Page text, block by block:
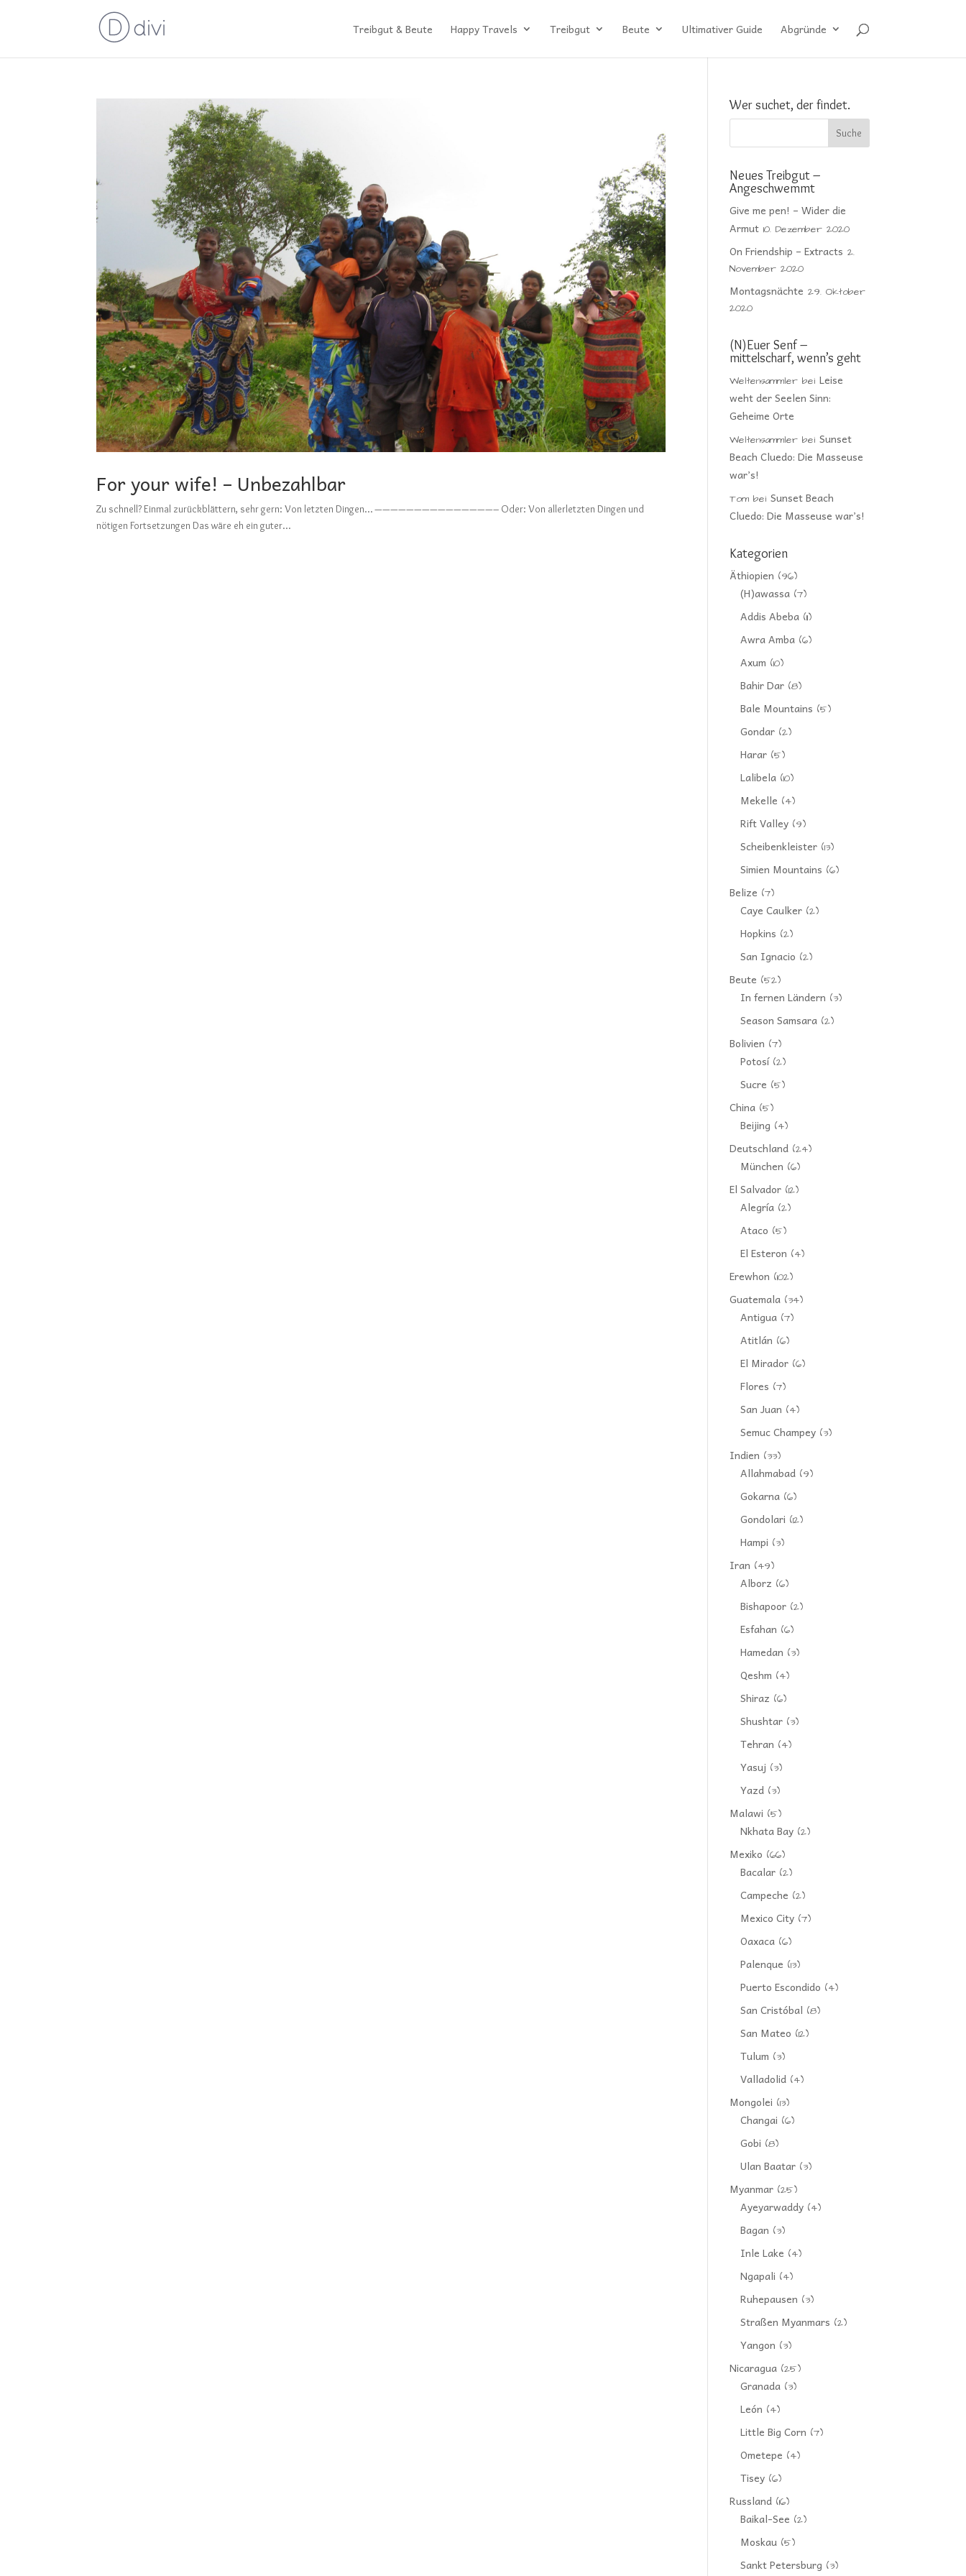
Treibgut & Beute Happy Travels Treibgut Beute Ultimativer Guide Abgründe
For your wife! – Unbezahlbar
Zu schnell? Einmal zurückblättern, sehr gern: Von letzten Dingen… ———————————————– Oder: Von allerletzten Dingen und
nötigen Fortsetzungen Das wäre eh ein guter...
Wer suchet, der findet.
Neues Treibgut –
Angeschwemmt
Give me pen! – Wider die
Armut 10. Dezember 2020
On Friendship – Extracts 2.
November 2020
Montagsnächte 29. Oktober
2020
(N)Euer Senf –
mittelscharf, wenn’s geht
Weltensammler beiLeise
weht der Seelen Sinn:
Geheime Orte
Weltensammler beiSunset
Beach Cluedo: Die Masseuse
war’s!
Tom beiSunset Beach
Cluedo: Die Masseuse war’s!
Kategorien
Äthiopien (96)
(H)awassa (7)
Addis Abeba (11)
Awra Amba (6)
Axum (10)
Bahir Dar (8)
Bale Mountains (5)
Gondar (2)
Harar (5)
Lalibela (10)
Mekelle (4)
Rift Valley (9)
Scheibenkleister (13)
Simien Mountains (6)
Belize (7)
Caye Caulker (2)
Hopkins (2)
San Ignacio (2)
Beute (52)
In fernen Ländern (3)
Season Samsara (2)
Bolivien (7)
Potosí(2)
Sucre (5)
China (5)
Beijing (4)
Deutschland (24)
München (6)
El Salvador (12)
Alegría (2)
Ataco (5)
El Esteron (4)
Erewhon (102)
Guatemala (34)
Antigua (7)
Atitlán (6)
El Mirador (6)
Flores (7)
San Juan (4)
Semuc Champey (3)
Indien (33)
Allahmabad (9)
Gokarna (6)
Gondolari (12)
Hampi (3)
Iran (49)
Alborz (6)
Bishapoor (2)
Esfahan (6)
Hamedan (3)
Qeshm (4)
Shiraz (6)
Shushtar (3)
Tehran (4)
Yasuj (3)
Yazd (3)
Malawi (5)
Nkhata Bay (2)
Mexiko (66)
Bacalar (2)
Campeche (2)
Mexico City (7)
Oaxaca (6)
Palenque (13)
Puerto Escondido (4)
San Cristóbal (8)
San Mateo (12)
Tulum (3)
Valladolid (4)
Mongolei (13)
Changai (6)
Gobi (8)
Ulan Baatar (3)
Myanmar (25)
Ayeyarwaddy (4)
Bagan (3)
Inle Lake (4)
Ngapali (4)
Ruhepausen (3)
Straßen Myanmars (2)
Yangon (3)
Nicaragua (25)
Granada (3)
León (4)
Little Big Corn (7)
Ometepe (4)
Tisey (6)
Russland (16)
Baikal-See (2)
Moskau (5)
Sankt Petersburg (3)